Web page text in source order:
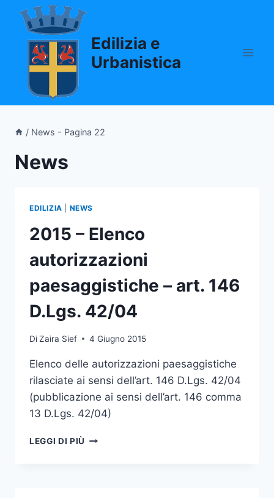
Salta
contenuto
Edilizia e
Urbanistica
/ News - Pagina 22
News
EDILIZIA NEWS
2015 – Elenco
autorizzazioni
paesaggistiche – art. 146
D.Lgs. 42/04
DiZaira Sief 4 Giugno 2015
Elenco delle autorizzazioni paesaggistiche
rilasciate ai sensi dell’art. 146 D.Lgs. 42/04
(pubblicazione ai sensi dell’art. 146 comma
13 D.Lgs. 42/04)
LEGGI DI PIÙ 2015